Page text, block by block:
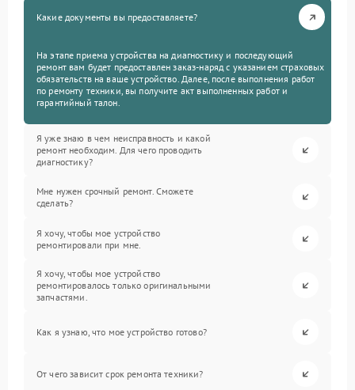
Какие документы вы предоставляете?
На этапе приема устройства на диагностику и последующий
ремонт вам будет предоставлен заказ-наряд с указанием страховых
обязательств на ваше устройство. Далее, после выполнения работ
по ремонту техники, вы получите акт выполненных работ и
гарантийный талон.
Я уже знаю в чем неисправность и какой
ремонт необходим. Для чего проводить
диагностику?
Мне нужен срочный ремонт. Сможете
сделать?
Я хочу, чтобы мое устройство
ремонтировали при мне.
Я хочу, чтобы мое устройство
ремонтировалось только оригинальными
запчастями.
Как я узнаю, что мое устройство готово?
От чего зависит срок ремонта техники?